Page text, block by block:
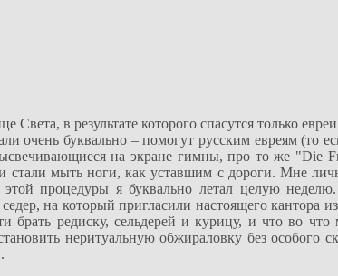
в результате которого спасутся только
очень буквально – помогут русским евреям (то
на экране гимны, про то же "Die
стали мыть ноги, как уставшим с дороги. Мне
этой процедуры я буквально летал целую
на который пригласили настоящего кантора
брать редиску, сельдерей и курицу, и что во что
неритуальную обжираловку без особого